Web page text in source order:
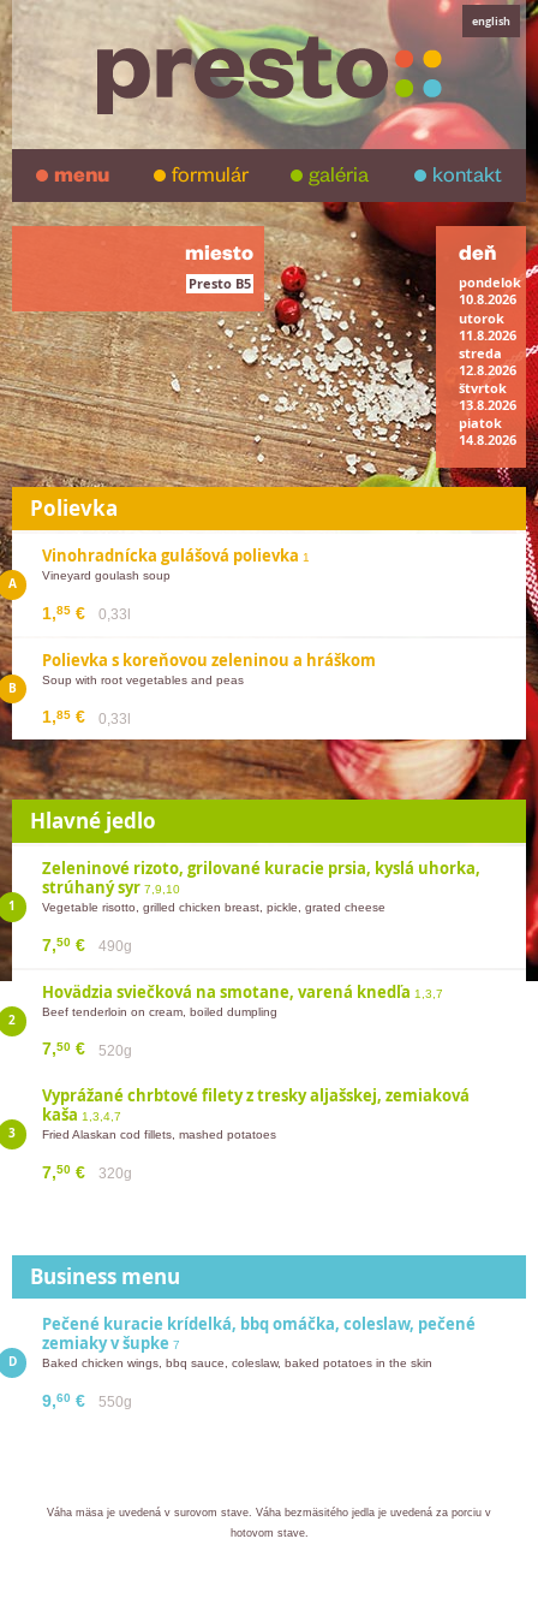
menu formulár galéria kontakt
english
miesto
Presto B5
deň
pondelok
10.8.2026
utorok
11.8.2026
streda
12.8.2026
štvrtok
13.8.2026
piatok
14.8.2026
Polievka
Vinohradnícka gulášová polievka 1
Vineyard goulash soup
1,85 € 0,33l
Polievka s koreňovou zeleninou a hráškom
Soup with root vegetables and peas
1,85 € 0,33l
Hlavné jedlo
Zeleninové rizoto, grilované kuracie prsia, kyslá uhorka,
strúhaný syr 7,9,10
Vegetable risotto, grilled chicken breast, pickle, grated cheese
7,50 € 490g
Hovädzia sviečková na smotane, varená knedľa 1,3,7
Beef tenderloin on cream, boiled dumpling
7,50 € 520g
Vyprážané chrbtové filety z tresky aljašskej, zemiaková
kaša 1,3,4,7
Fried Alaskan cod fillets, mashed potatoes
7,50 € 320g
Business menu
Pečené kuracie krídelká, bbq omáčka, coleslaw, pečené
zemiaky v šupke 7
Baked chicken wings, bbq sauce, coleslaw, baked potatoes in the skin
9,60 € 550g
Váha mäsa je uvedená v surovom stave. Váha bezmäsitého jedla je uvedená za porciu v
hotovom stave.